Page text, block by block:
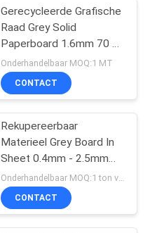
Gerecycleerde Grafische
Raad Grey Solid
Paperboard 1.6mm 70 X
100cm
Onderhandelbaar MOQ:1 MT
CONTACT
Rekupereerbaar
Materieel Grey Board In
Sheet 0.4mm - 2.5mm
voor Ring Binders
CONTACT